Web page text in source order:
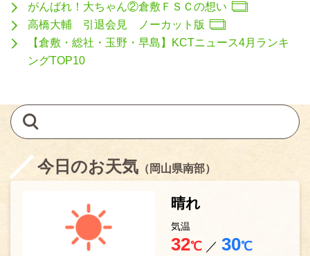
がんばれ！大ちゃん②倉敷ＦＳＣの想い
高橋大輔 引退会見 ノーカット版
【倉敷・総社・玉野・早島】KCTニュース4月ランキ
ングTOP10
今日のお天気 （岡山県南部）
晴れ
気温
32℃ ／ 30℃